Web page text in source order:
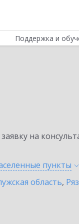
Поддержка и
на
пункты
область,